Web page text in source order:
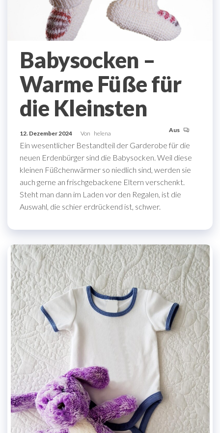
Babysocken –
Warme Füße für
die Kleinsten
12. Dezember 2024 Von helena Aus
Ein wesentlicher Bestandteil der Garderobe für die
neuen Erdenbürger sind die Babysocken. Weil diese
kleinen Füßchenwärmer so niedlich sind, werden sie
auch gerne an frischgebackene Eltern verschenkt.
Steht man dann im Laden vor den Regalen, ist die
Auswahl, die schier erdrückend ist, schwer.